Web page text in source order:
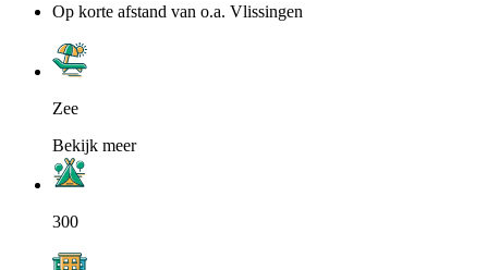
Op korte afstand van o.a. Vlissingen
Zee
Bekijk meer
300